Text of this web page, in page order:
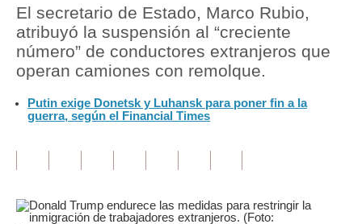
Política
Tu Dinero
Finanzas Personales
Inmobiliarias
Opinión
Editorial
El secretario de Estado, Marco Rubio,
atribuyó la suspensión al “creciente
número” de conductores extranjeros que
operan camiones con remolque.
Putin exige Donetsk y Luhansk para poner fin a la
guerra, según el Financial Times